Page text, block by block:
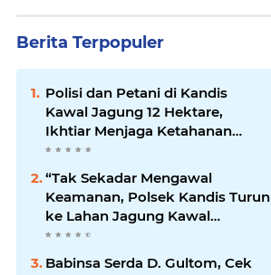
Berita Terpopuler
Polisi dan Petani di Kandis
Kawal Jagung 12 Hektare,
Ikhtiar Menjaga Ketahanan
Pangan
“Tak Sekadar Mengawal
Keamanan, Polsek Kandis Turun
ke Lahan Jagung Kawal
Ketahanan Pangan
Babinsa Serda D. Gultom, Cek